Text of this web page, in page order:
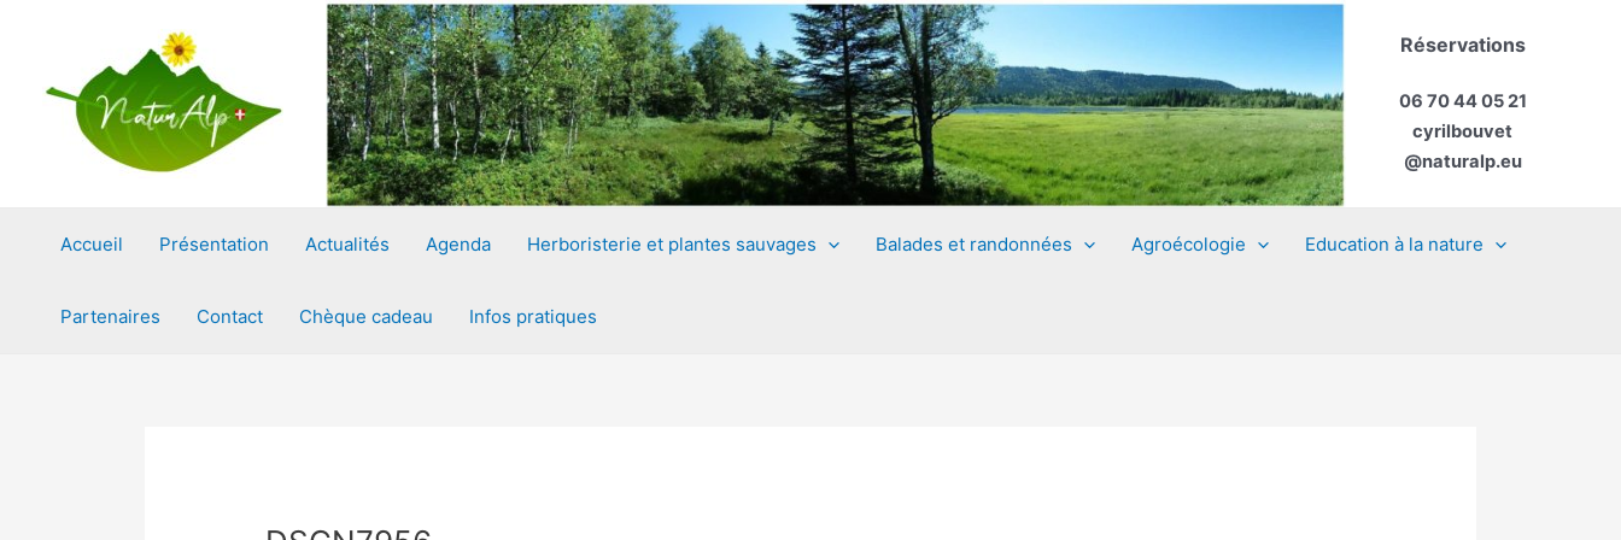
Réservations
06 70 44 05 21
cyrilbouvet
@naturalp.eu
Accueil Présentation Actualités Agenda Herboristerie et plantes sauvages Balades et randonnées Agroécologie Education à la nature
Partenaires Contact Chèque cadeau Infos pratiques